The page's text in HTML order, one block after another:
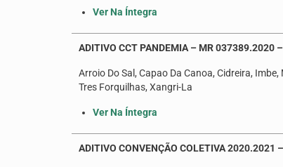
Ver Na Íntegra
ADITIVO CCT PANDEMIA – MR 037389.2020 –
Arroio Do Sal, Capao Da Canoa, Cidreira,
Tres Forquilhas, Xangri-La
Ver Na Íntegra
ADITIVO CONVENÇÃO COLETIVA 2020.2021